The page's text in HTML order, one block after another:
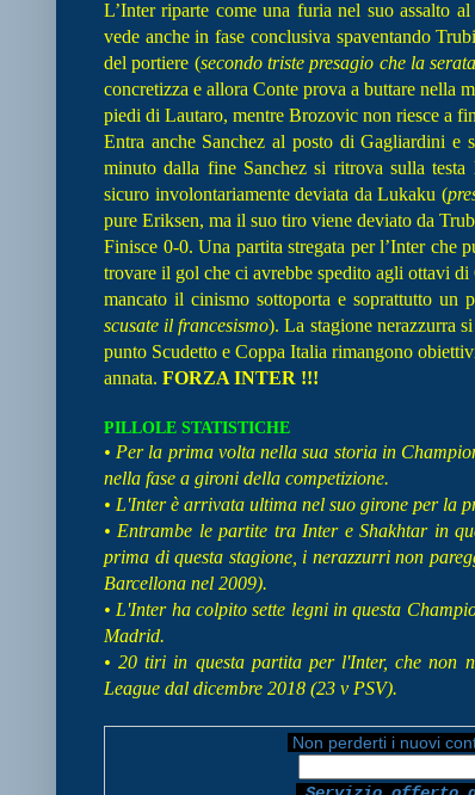
L’Inter riparte come una furia nel suo assalto
vede anche in fase conclusiva spaventando
del portiere (secondo triste presagio che la
concretizza e allora Conte prova a buttare nella
piedi di Lautaro, mentre Brozovic non riesce a
Entra anche Sanchez al posto di Gagliardini e
minuto dalla fine Sanchez si ritrova sulla
sicuro involontariamente deviata da Lukaku (
pure Eriksen, ma il suo tiro viene deviato da
Finisce 0-0. Una partita stregata per l’Inter che
trovare il gol che ci avrebbe spedito agli ottavi
mancato il cinismo sottoporta e soprattutto un
scusate il francesismo). La stagione nerazzurra
punto Scudetto e Coppa Italia rimangono
annata. FORZA INTER !!!
PILLOLE STATISTICHE
• Per la prima volta nella sua storia in
nella fase a gironi della competizione.
• L'Inter è arrivata ultima nel suo girone per la
• Entrambe le partite tra Inter e Shakhtar in
prima di questa stagione, i nerazzurri non
Barcellona nel 2009).
• L'Inter ha colpito sette legni in questa
Madrid.
• 20 tiri in questa partita per l'Inter, che non
League dal dicembre 2018 (23 v PSV).
Non perderti i nuovi